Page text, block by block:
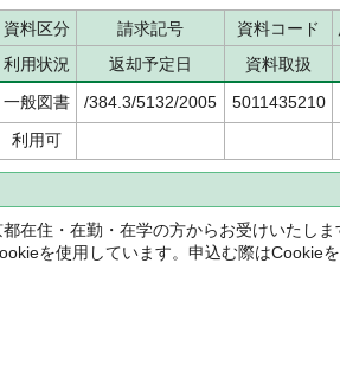
資料区分 請求記号 資料コード
利用状況 返却予定日
資料取扱
一般図書 /384.3/5132/2005
5011435210
利用可
都在住・在勤・在学の方からお受けいたしま
を使用しています。申込む際はCookie